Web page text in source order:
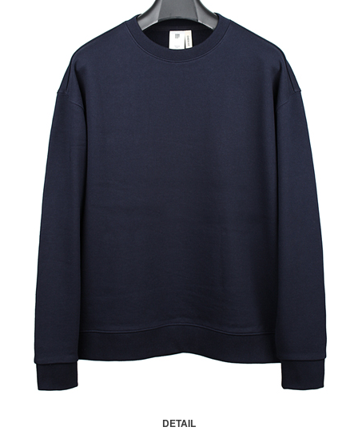
DETAIL